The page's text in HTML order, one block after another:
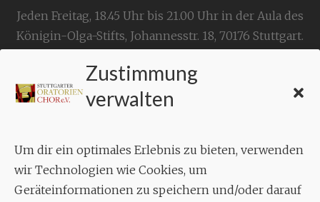
Zustimmung
verwalten
Um dir ein optimales Erlebnis zu bieten, verwenden
wir Technologien wie Cookies, um
Geräteinformationen zu speichern und/oder darauf
Jeden Freitag, 18.45 Uhr bis 21.00 Uhr in der Aula des
Königin-Olga-Stifts, Johannesstr. 18, 70176 Stuttgart.
KONTAKT
Geschäftsstelle:
Aixheimer Str. 18
70619 Stuttgart